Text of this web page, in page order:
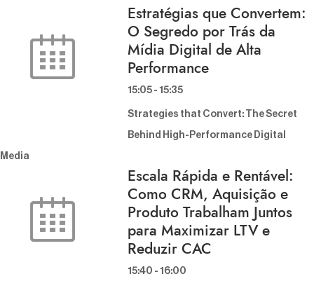
Estratégias que Convertem:
O Segredo por Trás da
Mídia Digital de Alta
Performance
15:05 - 15:35
Strategies that Convert: The Secret
Behind High-Performance Digital
Media
Escala Rápida e Rentável:
Como CRM, Aquisição e
Produto Trabalham Juntos
para Maximizar LTV e
Reduzir CAC
15:40 - 16:00